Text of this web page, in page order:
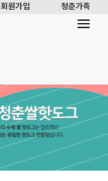
회원가입 청춘가족